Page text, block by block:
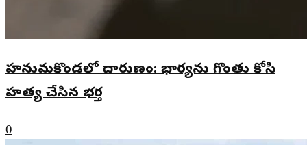
హనుమకొండలో దారుణం: భార్యను గొంతు కోసి
హత్య చేసిన భర్త
0